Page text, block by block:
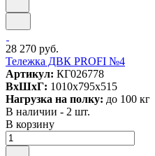
28 270 руб.
Тележка ДВК PROFI №4
Артикул: КГ026778
ВxШxГ: 1010x795x515
Нагрузка на полку: до 100 кг
В наличии - 2 шт.
В корзину